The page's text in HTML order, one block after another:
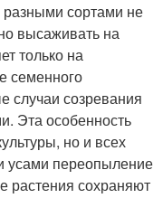
сортами не
высаживать на
только на
семенного
случаи созревания
Эта особенность
но и всех
усами переопыление
растения сохраняют